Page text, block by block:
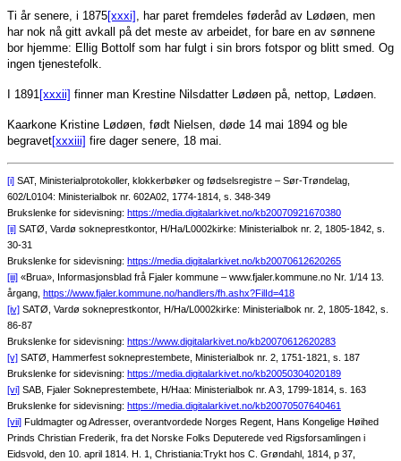
Ti år senere, i 1875[xxxi] , har paret fremdeles føderåd av Lødøen, men
har nok nå gitt avkall på det meste av arbeidet, for bare en av sønnene
bor hjemme: Ellig Bottolf som har fulgt i sin brors fotspor og blitt smed. Og
ingen tjenestefolk.
I 1891[xxxii] finner man Krestine Nilsdatter Lødøen på, nettop, Lødøen.
Kaarkone Kristine Lødøen, født Nielsen, døde 14 mai 1894 og ble
begravet[xxxiii] fire dager senere, 18 mai.
[i] SAT, Ministerialprotokoller, klokkerbøker og fødselsregistre – Sør-Trøndelag,
602/L0104: Ministerialbok nr. 602A02, 1774-1814, s. 348-349
Brukslenke for sidevisning: https://media.digitalarkivet.no/kb20070921670380
[ii] SATØ, Vardø sokneprestkontor, H/Ha/L0002kirke: Ministerialbok nr. 2, 1805-1842, s.
30-31
Brukslenke for sidevisning: https://media.digitalarkivet.no/kb20070612620265
[iii] «Brua», Informasjonsblad frå Fjaler kommune – www.fjaler.kommune.no Nr. 1/14 13.
årgang, https://www.fjaler.kommune.no/handlers/fh.ashx?FilId=418
[iv] SATØ, Vardø sokneprestkontor, H/Ha/L0002kirke: Ministerialbok nr. 2, 1805-1842, s.
86-87
Brukslenke for sidevisning: https://www.digitalarkivet.no/kb20070612620283
[v] SATØ, Hammerfest sokneprestembete, Ministerialbok nr. 2, 1751-1821, s. 187
Brukslenke for sidevisning: https://media.digitalarkivet.no/kb20050304020189
[vi] SAB, Fjaler Sokneprestembete, H/Haa: Ministerialbok nr. A 3, 1799-1814, s. 163
Brukslenke for sidevisning: https://media.digitalarkivet.no/kb20070507640461
[vii] Fuldmagter og Adresser, overantvordede Norges Regent, Hans Kongelige Høihed
Prinds Christian Frederik, fra det Norske Folks Deputerede ved Rigsforsamlingen i
Eidsvold, den 10. april 1814. H. 1, Christiania:Trykt hos C. Grøndahl, 1814, p 37,